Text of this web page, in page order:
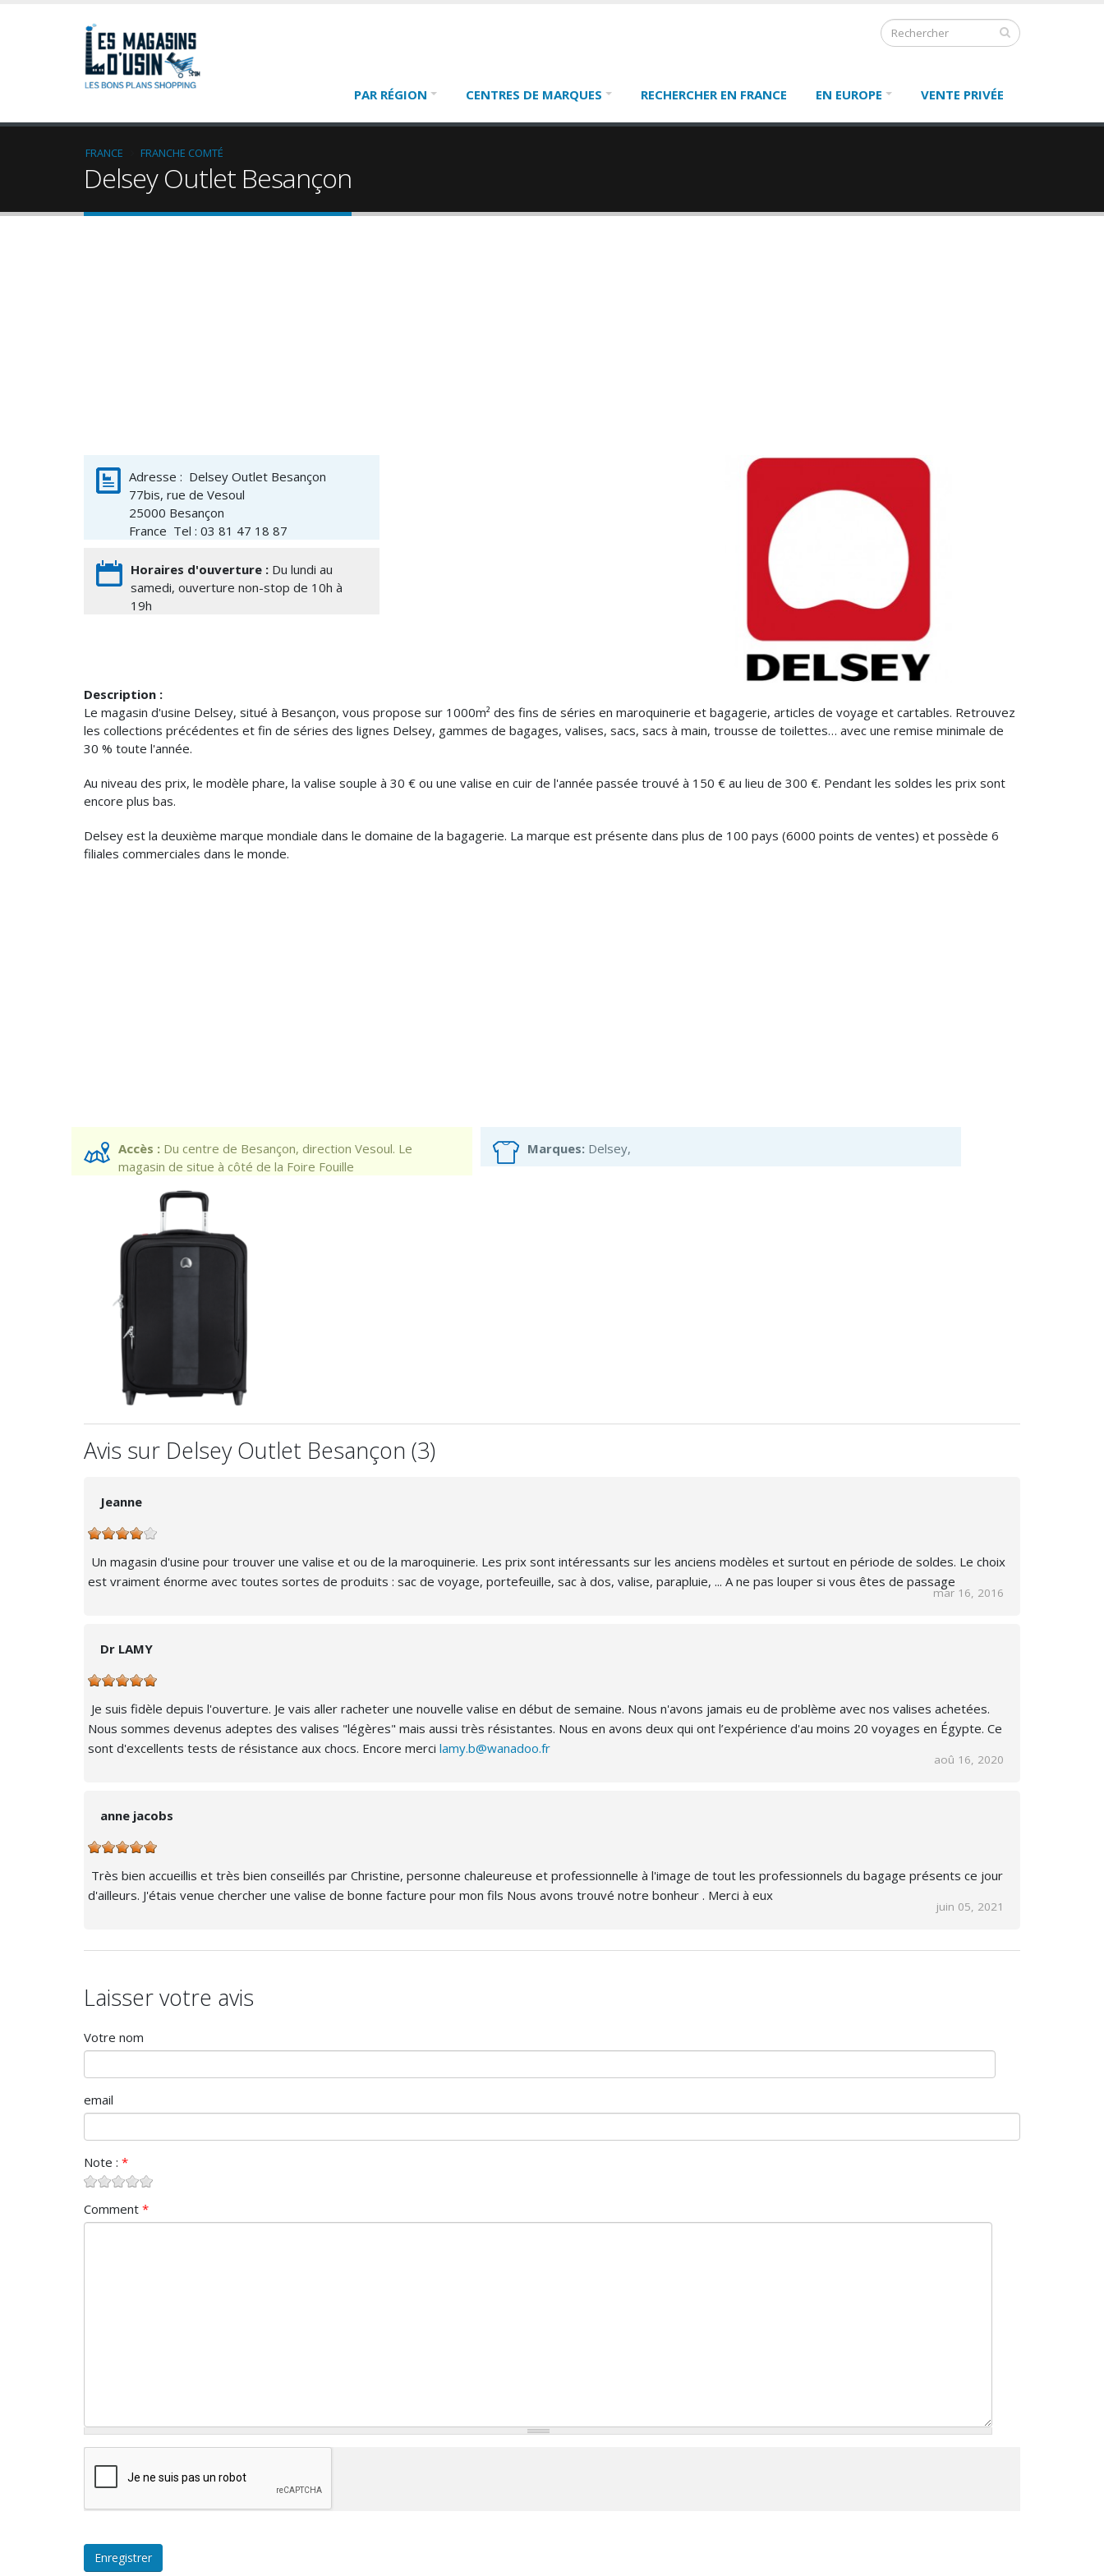
PAR RÉGION CENTRES DE MARQUES RECHERCHER EN FRANCE EN EUROPE VENTE PRIVÉE
FRANCE FRANCHE COMTÉ
Delsey Outlet Besançon
Adresse : Delsey Outlet Besançon
77bis, rue de Vesoul
25000 Besançon
France Tel : 03 81 47 18 87
Horaires d'ouverture : Du lundi au
samedi, ouverture non-stop de 10h à
19h
Description :
Le magasin d'usine Delsey, situé à Besançon, vous propose sur 1000m² des fins de séries en maroquinerie et bagagerie, articles de voyage et cartables. Retrouvez
les collections précédentes et fin de séries des lignes Delsey, gammes de bagages, valises, sacs, sacs à main, trousse de toilettes… avec une remise minimale de
30 % toute l'année.
Au niveau des prix, le modèle phare, la valise souple à 30 € ou une valise en cuir de l'année passée trouvé à 150 € au lieu de 300 €. Pendant les soldes les prix sont
encore plus bas.
Delsey est la deuxième marque mondiale dans le domaine de la bagagerie. La marque est présente dans plus de 100 pays (6000 points de ventes) et possède 6
filiales commerciales dans le monde.
Accès : Du centre de Besançon, direction Vesoul. Le
magasin de situe à côté de la Foire Fouille
Marques: Delsey,
Avis sur Delsey Outlet Besançon (3)
Jeanne
Un magasin d'usine pour trouver une valise et ou de la maroquinerie. Les prix sont intéressants sur les anciens modèles et surtout en période de soldes. Le choix
est vraiment énorme avec toutes sortes de produits : sac de voyage, portefeuille, sac à dos, valise, parapluie, ... A ne pas louper si vous êtes de passage
mar 16, 2016
Dr LAMY
Je suis fidèle depuis l'ouverture. Je vais aller racheter une nouvelle valise en début de semaine. Nous n'avons jamais eu de problème avec nos valises achetées.
Nous sommes devenus adeptes des valises "légères" mais aussi très résistantes. Nous en avons deux qui ont l’expérience d'au moins 20 voyages en Égypte. Ce
sont d'excellents tests de résistance aux chocs. Encore merci lamy.b@wanadoo.fr
aoû 16, 2020
anne jacobs
Très bien accueillis et très bien conseillés par Christine, personne chaleureuse et professionnelle à l'image de tout les professionnels du bagage présents ce jour
d'ailleurs. J'étais venue chercher une valise de bonne facture pour mon fils Nous avons trouvé notre bonheur . Merci à eux
juin 05, 2021
Laisser votre avis
Votre nom
email
Note : *
Comment *